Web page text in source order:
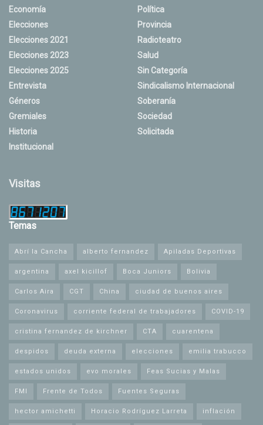
Economía
Elecciones
Elecciones 2021
Elecciones 2023
Elecciones 2025
Entrevista
Géneros
Gremiales
Historia
Institucional
Política
Provincia
Radioteatro
Salud
Sin Categoría
Sindicalismo Internacional
Soberanía
Sociedad
Solicitada
Visitas
Temas
Abrí la Cancha alberto fernandez Apiladas Deportivas
argentina axel kicillof Boca Juniors Bolivia
Carlos Aira CGT China ciudad de buenos aires
Coronavirus corriente federal de trabajadores COVID-19
cristina fernandez de kirchner CTA cuarentena
despidos deuda externa elecciones emilia trabucco
estados unidos evo morales Feas Sucias y Malas
FMI Frente de Todos Fuentes Seguras
hector amichetti Horacio Rodríguez Larreta inflación